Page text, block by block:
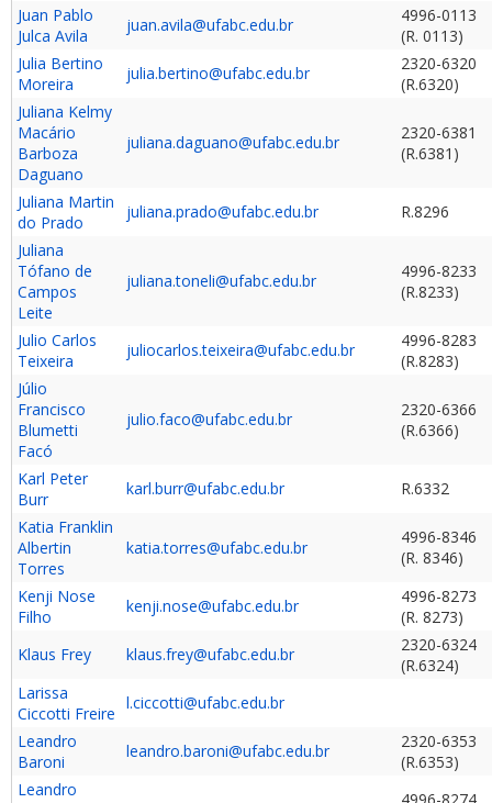
Juan Pablo
Julca Avila
juan.avila@ufabc.edu.br
4996-0113
(R. 0113)
Julia Bertino
Moreira
julia.bertino@ufabc.edu.br
2320-6320
(R.6320)
Juliana Kelmy
Macário
Barboza
Daguano
juliana.daguano@ufabc.edu.br
2320-6381
(R.6381)
Juliana Martin
do Prado
juliana.prado@ufabc.edu.br
R.8296
Juliana
Tófano de
Campos
Leite
juliana.toneli@ufabc.edu.br
4996-8233
(R.8233)
Julio Carlos
Teixeira
juliocarlos.teixeira@ufabc.edu.br
4996-8283
(R.8283)
Júlio
Francisco
Blumetti
Facó
julio.faco@ufabc.edu.br
2320-6366
(R.6366)
Karl Peter
Burr
karl.burr@ufabc.edu.br
R.6332
Katia Franklin
Albertin
Torres
katia.torres@ufabc.edu.br
4996-8346
(R. 8346)
Kenji Nose
Filho
kenji.nose@ufabc.edu.br
4996-8273
(R. 8273)
Klaus Frey
klaus.frey@ufabc.edu.br
2320-6324
(R.6324)
Larissa
Ciccotti Freire
l.ciccotti@ufabc.edu.br
Leandro
Baroni
leandro.baroni@ufabc.edu.br
2320-6353
(R.6353)
Leandro